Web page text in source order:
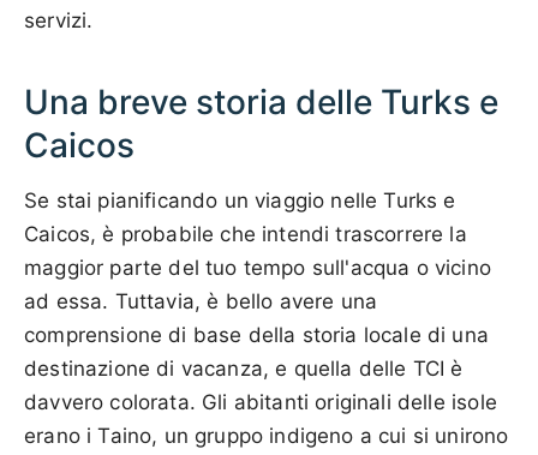
servizi.
Una breve storia delle Turks e
Caicos
Se stai pianificando un viaggio nelle Turks e
Caicos, è probabile che intendi trascorrere la
maggior parte del tuo tempo sull'acqua o vicino
ad essa. Tuttavia, è bello avere una
comprensione di base della storia locale di una
destinazione di vacanza, e quella delle TCI è
davvero colorata. Gli abitanti originali delle isole
erano i Taino, un gruppo indigeno a cui si unirono